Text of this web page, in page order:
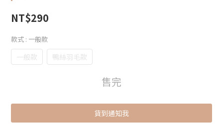
NT$290
款式 : 一般款
一般款 鴨絲羽毛款
售完
貨到通知我